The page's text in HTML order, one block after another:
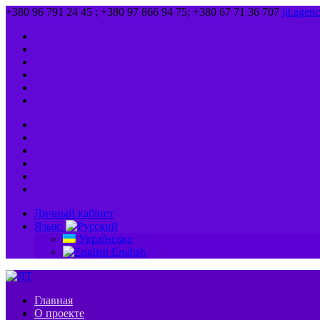
+380 96 791 24 45 ; +380 97 866 94 75; +380 67 71 36 707
Личный кабінет
Язык:
Українська
English
Главная
О проекте